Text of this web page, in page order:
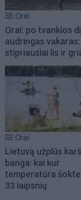
Orai
Orai: po tvankios
audringas
stipriausiai lis ir
Orai
Lietuvą užplūs
banga: kai kur
temperatūra
33 laipsnių